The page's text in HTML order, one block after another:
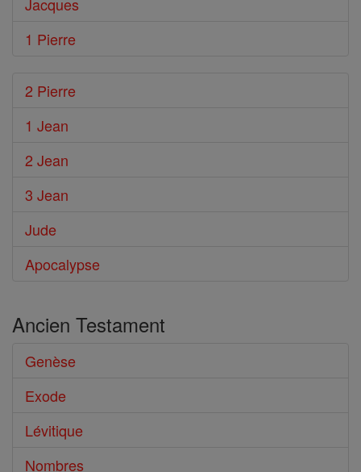
Jacques
1 Pierre
2 Pierre
1 Jean
2 Jean
3 Jean
Jude
Apocalypse
Ancien Testament
Genèse
Exode
Lévitique
Nombres